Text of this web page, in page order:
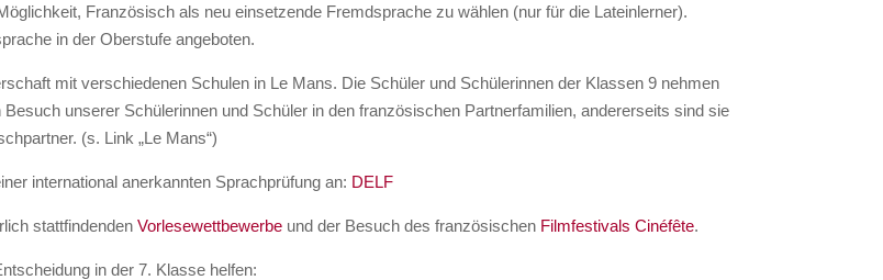
Französisch als neu einsetzende Fremdsprache zu wählen (nur für die Lateinlerner).
in der Oberstufe angeboten.
mit verschiedenen Schulen in Le Mans. Die Schüler und Schülerinnen der Klassen 9 nehmen
unserer Schülerinnen und Schüler in den französischen Partnerfamilien, andererseits sind sie
(s. Link „Le Mans“)
international anerkannten Sprachprüfung an: DELF
stattfindendenVorlesewettbewerbe und der Besuch des französischen Filmfestivals Cinéfête.
in der 7. Klasse helfen: